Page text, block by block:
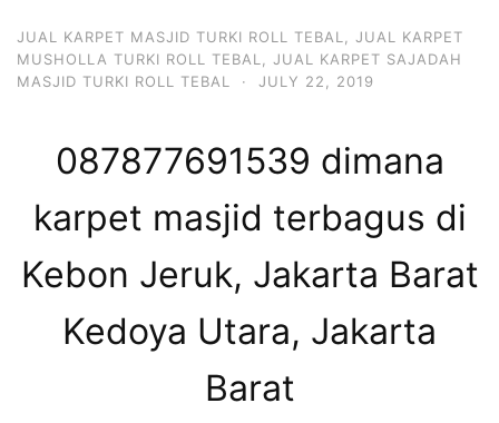
JUAL KARPET MASJID TURKI ROLL TEBAL
JUAL KARPET
MUSHOLLA TURKI ROLL TEBAL
JUAL KARPET SAJADAH
MASJID TURKI ROLL TEBAL
· JULY 22, 2019
087877691539 dimana
karpet masjid terbagus di
Kebon Jeruk, Jakarta Barat
Kedoya Utara, Jakarta
Barat